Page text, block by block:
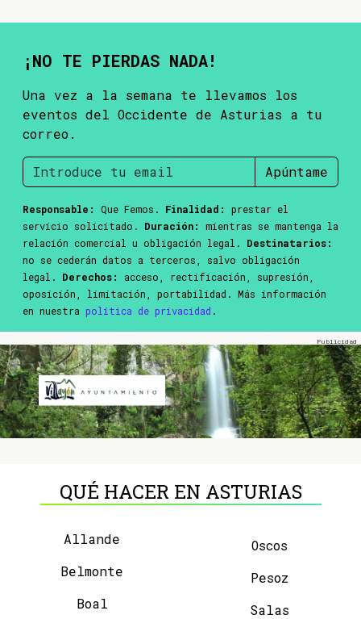
¡NO TE PIERDAS NADA!
Una vez a la semana te llevamos los
eventos del Occidente de Asturias a tu
correo.
Apúntame
Responsable: Que Femos. Finalidad:
prestar el
servicio solicitado. Duración:
mientras se mantenga la
relación comercial u obligación legal. Destinatarios:
no se cederán datos a terceros, salvo obligación
legal. Derechos:
acceso, rectificación, supresión,
oposición, limitación, portabilidad. Más información
en nuestra política de privacidad .
QUÉ HACER EN ASTURIAS
Allande
Belmonte
Boal
Oscos
Pesoz
Salas